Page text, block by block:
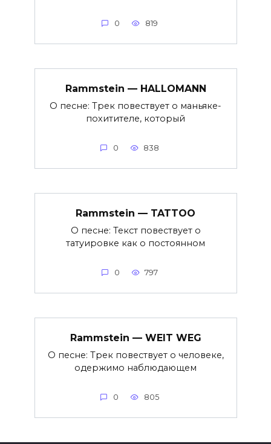
0 819
Rammstein — HALLOMANN
О песне: Трек повествует о маньяке-
похитителе, который
0 838
Rammstein — TATTOO
О песне: Текст повествует о
татуировке как о постоянном
0 797
Rammstein — WEIT WEG
О песне: Трек повествует о человеке,
одержимо наблюдающем
0 805